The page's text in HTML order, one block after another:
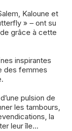
Kaloune et
» – ont su
grâce à cette
inspirantes
des femmes
pulsion de
les tambours,
la
leur île...